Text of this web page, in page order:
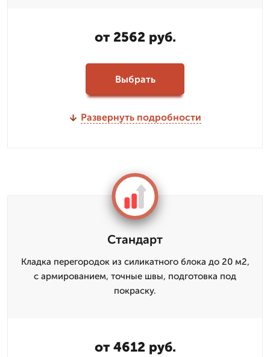
от 2562 руб.
Выбрать
Развернуть подробности
Стандарт
Кладка перегородок из силикатного блока до 20 м2,
с армированием, точные швы, подготовка под
покраску.
от 4612 руб.